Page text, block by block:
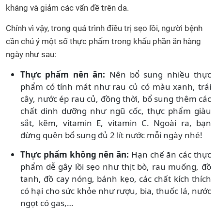
kháng và giảm các vấn đề trên da.
Chính vì vậy, trong quá trình điều trị sẹo lồi, người bệnh
cần chú ý một số thực phẩm trong khẩu phần ăn hàng
ngày như sau:
Thực phẩm nên ăn: Nên bổ sung nhiều thực
phẩm có tính mát như rau củ có màu xanh, trái
cây, nước ép rau củ, đồng thời, bổ sung thêm các
chất dinh dưỡng như ngũ cốc, thực phẩm giàu
sắt, kẽm, vitamin E, vitamin C. Ngoài ra, bạn
đừng quên bổ sung đủ 2 lít nước mỗi ngày nhé!
Thực phẩm không nên ăn: Hạn chế ăn các thực
phẩm dễ gây lồi sẹo như thịt bò, rau muống, đồ
tanh, đồ cay nóng, bánh kẹo, các chất kích thích
có hại cho sức khỏe như rượu, bia, thuốc lá, nước
ngọt có gas,…